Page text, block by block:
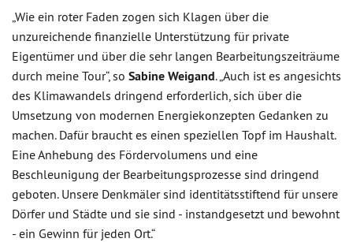
„Wie ein roter Faden zogen sich Klagen über die
unzureichende finanzielle Unterstützung für private
Eigentümer und über die sehr langen Bearbeitungszeiträume
durch meine Tour“, so Sabine Weigand. „Auch ist es angesichts
des Klimawandels dringend erforderlich, sich über die
Umsetzung von modernen Energiekonzepten Gedanken zu
machen. Dafür braucht es einen speziellen Topf im Haushalt.
Eine Anhebung des Fördervolumens und eine
Beschleunigung der Bearbeitungsprozesse sind dringend
geboten. Unsere Denkmäler sind identitätsstiftend für unsere
Dörfer und Städte und sie sind - instandgesetzt und bewohnt
- ein Gewinn für jeden Ort.“